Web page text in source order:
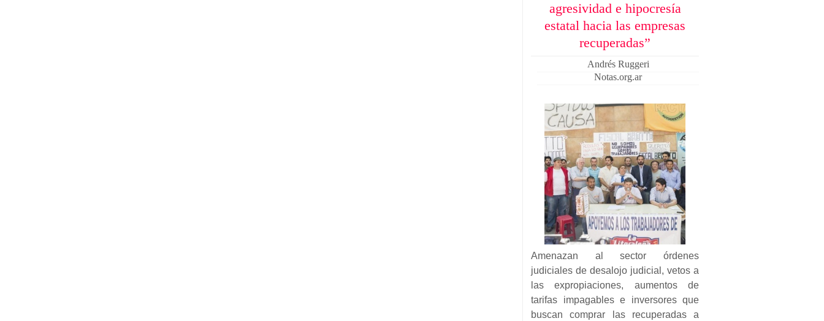
agresividad e hipocresía
estatal hacia las empresas
recuperadas”
Andrés Ruggeri
Notas.org.ar
Amenazan al sector órdenes
judiciales de desalojo judicial, vetos a
las expropiaciones, aumentos de
tarifas impagables e inversores que
buscan comprar las recuperadas a